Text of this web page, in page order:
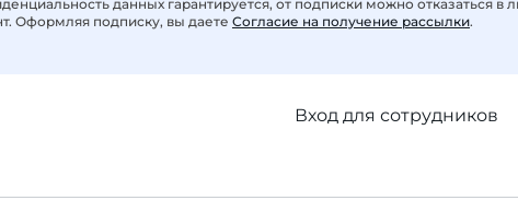
данных гарантируется, от подписки можно отказаться в
Оформляя подписку, вы даете Согласие на получение рассылки.
Вход для сотрудников